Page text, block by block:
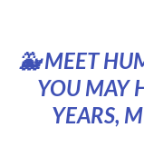
🐳 MEET
YOU MAY
YEARS,